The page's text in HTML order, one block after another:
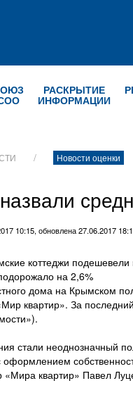
РАСКРЫТИЕ
ИНФОРМАЦИИ
Новости оценки
10:15, обновлена 27.06.2017
коттеджи
на 2,6%
дома на Крымском
квартир». За
стали неоднозначный
оформлением
«Мира квартир» Павел